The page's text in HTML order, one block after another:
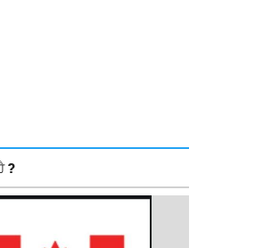
?